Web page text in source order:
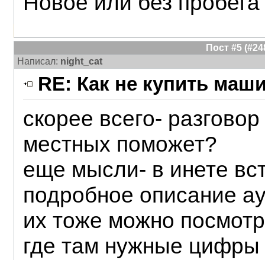
Пост #5
Написал: night_cat
RE: Как не купить
скорее всего-
местных поможет?
еще мысли- в инете
подробное описание
их тоже можно
где там нужные цифры